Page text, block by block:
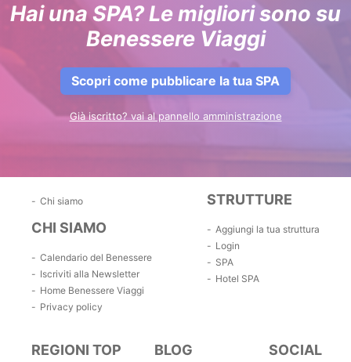
Hai una SPA? Le migliori sono su
Benessere Viaggi
Scopri come pubblicare la tua SPA
Già iscritto? vai al pannello amministrazione
Chi siamo
CHI SIAMO
Calendario del Benessere
Iscriviti alla Newsletter
Home Benessere Viaggi
Privacy policy
STRUTTURE
Aggiungi la tua struttura
Login
SPA
Hotel SPA
REGIONI TOP BLOG SOCIAL